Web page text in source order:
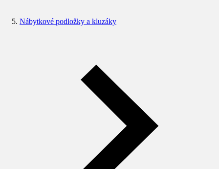
Nábytkové podložky a kluzáky